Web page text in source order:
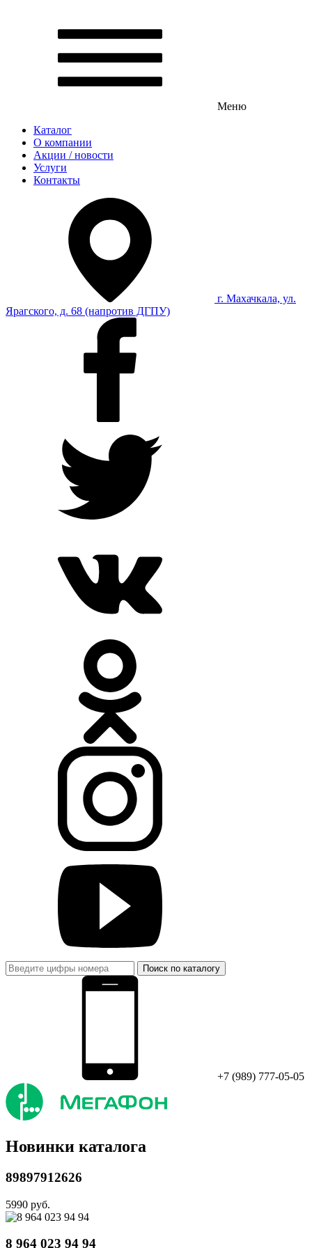
Меню
Каталог
О компании
Акции / новости
Услуги
Контакты
г. Махачкала, ул.
Ярагского, д. 68 (напротив ДГПУ)
Поиск по каталогу
+7 (989) 777-05-05
Новинки каталога
89897912626
5990 руб.
8 964 023 94 94